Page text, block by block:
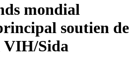
mondial
soutien de
VIH/Sida